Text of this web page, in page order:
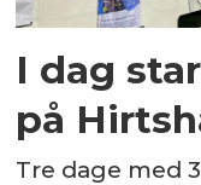
I dag
på
Tre dage med